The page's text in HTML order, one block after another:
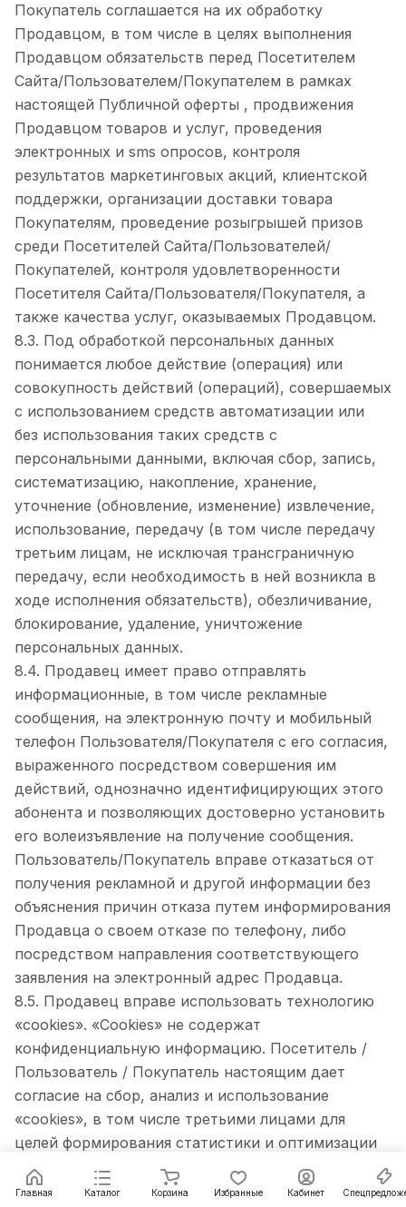
Покупатель соглашается на их обработку
Продавцом, в том числе в целях выполнения
Продавцом обязательств перед Посетителем
Сайта/Пользователем/Покупателем в рамках
настоящей Публичной оферты , продвижения
Продавцом товаров и услуг, проведения
электронных и sms опросов, контроля
результатов маркетинговых акций, клиентской
поддержки, организации доставки товара
Покупателям, проведение розыгрышей призов
среди Посетителей Сайта/Пользователей/
Покупателей, контроля удовлетворенности
Посетителя Сайта/Пользователя/Покупателя, а
также качества услуг, оказываемых Продавцом.
8.3. Под обработкой персональных данных
понимается любое действие (операция) или
совокупность действий (операций), совершаемых
с использованием средств автоматизации или
без использования таких средств с
персональными данными, включая сбор, запись,
систематизацию, накопление, хранение,
уточнение (обновление, изменение) извлечение,
использование, передачу (в том числе передачу
третьим лицам, не исключая трансграничную
передачу, если необходимость в ней возникла в
ходе исполнения обязательств), обезличивание,
блокирование, удаление, уничтожение
персональных данных.
8.4. Продавец имеет право отправлять
информационные, в том числе рекламные
сообщения, на электронную почту и мобильный
телефон Пользователя/Покупателя с его согласия,
выраженного посредством совершения им
действий, однозначно идентифицирующих этого
абонента и позволяющих достоверно установить
его волеизъявление на получение сообщения.
Пользователь/Покупатель вправе отказаться от
получения рекламной и другой информации без
объяснения причин отказа путем информирования
Продавца о своем отказе по телефону, либо
посредством направления соответствующего
заявления на электронный адрес Продавца.
8.5. Продавец вправе использовать технологию
«cookies». «Cookies» не содержат
конфиденциальную информацию. Посетитель /
Пользователь / Покупатель настоящим дает
согласие на сбор, анализ и использование
«cookies», в том числе третьими лицами для
целей формирования статистики и оптимизации
рекламных сообщений.
8.6. Продавец получает информацию об ip-адресе
Главная Каталог Корзина Избранные Кабинет